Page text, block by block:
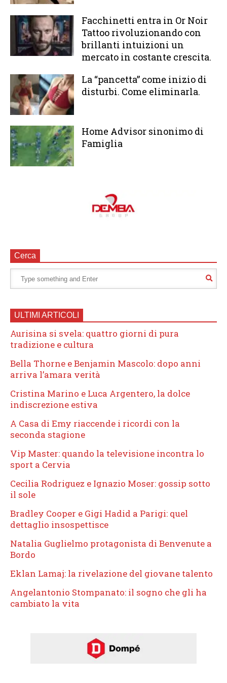
Facchinetti entra in Or Noir
Tattoo rivoluzionando con
brillanti intuizioni un
mercato in costante crescita.
La “pancetta” come inizio di
disturbi. Come eliminarla.
Home Advisor sinonimo di
Famiglia
Cerca
ULTIMI ARTICOLI
Aurisina si svela: quattro giorni di pura
tradizione e cultura
Bella Thorne e Benjamin Mascolo: dopo anni
arriva l’amara verità
Cristina Marino e Luca Argentero, la dolce
indiscrezione estiva
A Casa di Emy riaccende i ricordi con la
seconda stagione
Vip Master: quando la televisione incontra lo
sport a Cervia
Cecilia Rodriguez e Ignazio Moser: gossip sotto
il sole
Bradley Cooper e Gigi Hadid a Parigi: quel
dettaglio insospettisce
Natalia Guglielmo protagonista di Benvenute a
Bordo
Eklan Lamaj: la rivelazione del giovane talento
Angelantonio Stompanato: il sogno che gli ha
cambiato la vita